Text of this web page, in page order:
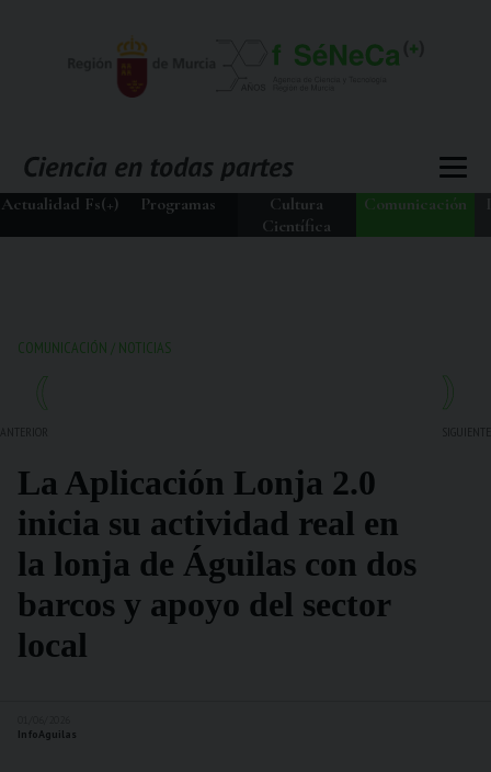
Actualidad Fs(+) Programas
Cultura
Científica
Comunicación
COMUNICACIÓN / NOTICIAS
La Aplicación Lonja 2.0
inicia su actividad real en
la lonja de Águilas con dos
barcos y apoyo del sector
local
InfoAguilas